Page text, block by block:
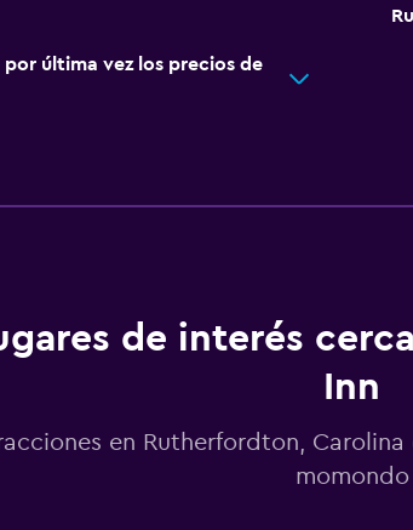
última vez los precios de
de interés
Inn
en Rutherfordton,
momondo